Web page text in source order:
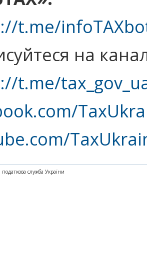
t.me/
на
t.me/
служба України